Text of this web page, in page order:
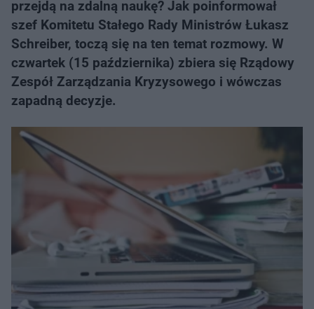
przejdą na zdalną naukę? Jak poinformował
szef Komitetu Stałego Rady Ministrów Łukasz
Schreiber, toczą się na ten temat rozmowy. W
czwartek (15 października) zbiera się Rządowy
Zespół Zarządzania Kryzysowego i wówczas
zapadną decyzje.